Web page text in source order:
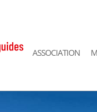
ASSOCIATION